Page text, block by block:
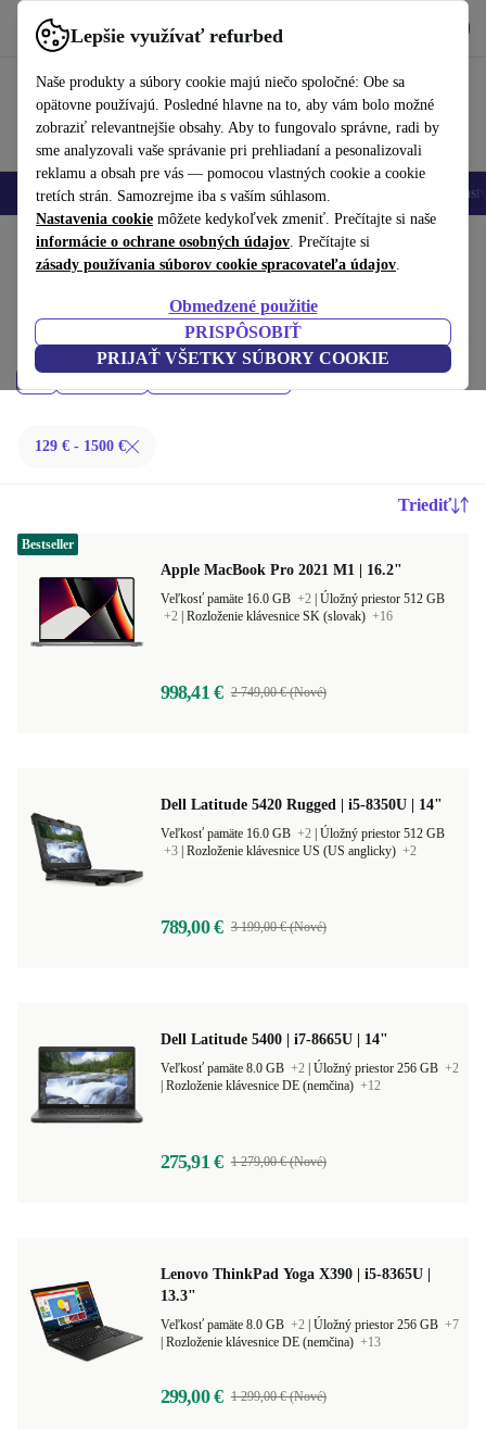
Lepšie využívať refurbed
Naše produkty a súbory cookie majú niečo spoločné: Obe sa
opätovne používajú. Posledné hlavne na to, aby vám bolo možné
zobraziť relevantnejšie obsahy. Aby to fungovalo správne, radi by
sme analyzovali vaše správanie pri prehliadaní a pesonalizovali
reklamu a obsah pre vás — pomocou vlastných cookie a cookie
tretích strán. Samozrejme iba s vaším súhlasom.
Nastavenia cookie môžete kedykoľvek zmeniť. Prečítajte si naše
informácie o ochrane osobných údajov. Prečítajte si
zásady používania súborov cookie spracovateľa údajov.
Obmedzené použitie
PRISPÔSOBIŤ
PRIJAŤ VŠETKY SÚBORY COOKIE
používať refurbed rýchlo a jednoducho
Mobilné telefóny Laptopy Tablety Inteligentné hodinky
Domov Produkty
Kúpiť repasované Notebooky do 1500 € – kvalita, záruka a 30-dňová
lehota na vrátenie. Ušetrite peniaze a chráňte životné prostredie.
129 € - 1500 €
Triediť
Apple MacBook Pro 2021 M1 | 16.2"
Veľkosť pamäte 16.0 GB +2 Úložný priestor 512 GB
+2 Rozloženie klávesnice SK (slovak) +16
998,41 € 2 749,00 € (Nové)
Bestseller
Dell Latitude 5420 Rugged | i5-8350U | 14"
Veľkosť pamäte 16.0 GB +2 Úložný priestor 512 GB
+3 Rozloženie klávesnice US (US anglicky) +2
789,00 € 3 199,00 € (Nové)
Dell Latitude 5400 | i7-8665U | 14"
Veľkosť pamäte 8.0 GB +2 Úložný priestor 256 GB +2
Rozloženie klávesnice DE (nemčina) +12
275,91 € 1 279,00 € (Nové)
Lenovo ThinkPad Yoga X390 | i5-8365U |
13.3"
Veľkosť pamäte 8.0 GB +2 Úložný priestor 256 GB +7
Rozloženie klávesnice DE (nemčina) +13
299,00 € 1 299,00 € (Nové)